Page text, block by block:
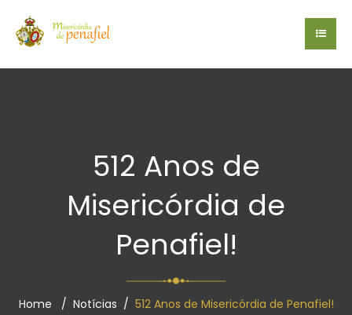
512 Anos de
Misericórdia de
Penafiel!
Home Notícias 512 Anos de Misericórdia de Penafiel!